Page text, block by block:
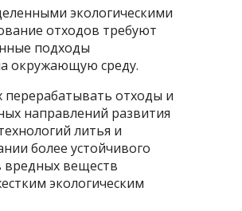
экологическими
отходов требуют
подходы
окружающую среду.
отходы и
направлений развития
литья и
более устойчивого
вредных веществ
экологическим